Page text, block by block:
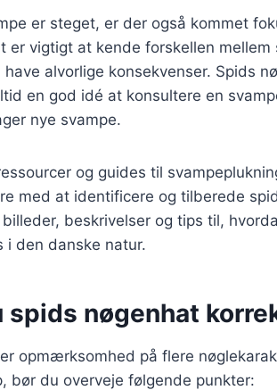
er steget, er der også kommet
er vigtigt at kende forskellen mellem
alvorlige konsekvenser. Spids
en god idé at konsultere en
nye svampe.
og guides til
med at identificere og tilberede
beskrivelser og tips til,
i den danske natur.
nøgenhat
opmærksomhed på flere
bør du overveje følgende punkter: